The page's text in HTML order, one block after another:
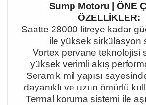
Sump Motoru | ÖNE
ÖZELLİKLER:
Saatte 28000 litreye kadar g
ile yüksek sirkü lasyon
Vortex pervane teknolojisi
yüksek verimli akış
Seramik mil yapısı
dayanıkl ı ve uzun ömürl ü
Termal koruma sistemi ile aşı